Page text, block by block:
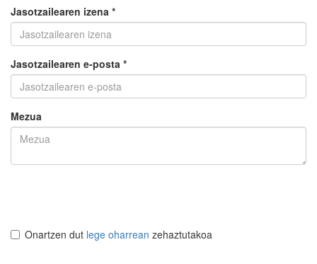
Jasotzailearen izena *
Jasotzailearen e-posta *
Mezua
Onartzen dut lege oharrean zehaztutakoa